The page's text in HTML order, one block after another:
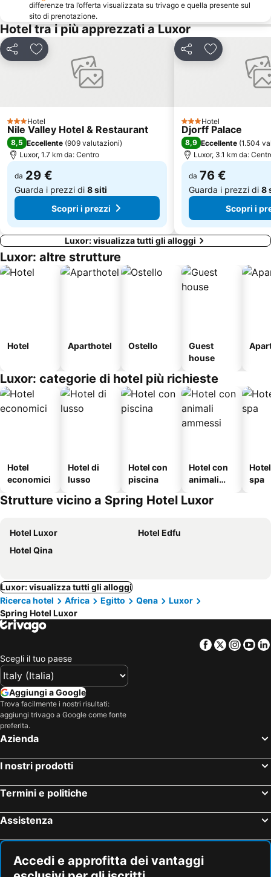
differenze tra l’offerta visualizzata su trivago e quella presente sul
sito di prenotazione.
Hotel tra i più apprezzati a Luxor
CondividiAggiungi ai preferiti
3 StelleHotel
Nile Valley Hotel & Restaurant
8,5 Eccellente (909 valutazioni)
Luxor, 1.7 km da: Centro
da 29 €
Guarda i prezzi di 8 siti
Scopri i prezzi
CondividiAggiungi ai
3 StelleHotel
Djorff Palace
8,9 Eccellente (1.504
Luxor, 3.1 km da:
da 76 €
Guarda i prezzi di 8
Scopri i
Luxor: visualizza tutti gli alloggi
Luxor: altre strutture
Hotel Aparthotel Ostello
Guest
house
Luxor: categorie di hotel più richieste
Hotel
economici
Hotel di
lusso
Hotel con
piscina
Hotel con
animali
spa
Strutture vicino a Spring Hotel Luxor
Hotel Luxor
Hotel Edfu
Hotel Qina
Luxor: visualizza tutti gli alloggi
Ricerca hotel
Africa Egitto Qena
Luxor
Spring Hotel Luxor
Facebook
Twitter
Scegli il tuo paese
Aggiungi a Google
Trova facilmente i nostri risultati:
aggiungi trivago a Google come fonte
preferita.
Azienda
I nostri prodotti
Termini e politiche
Assistenza
Accedi e approfitta dei vantaggi